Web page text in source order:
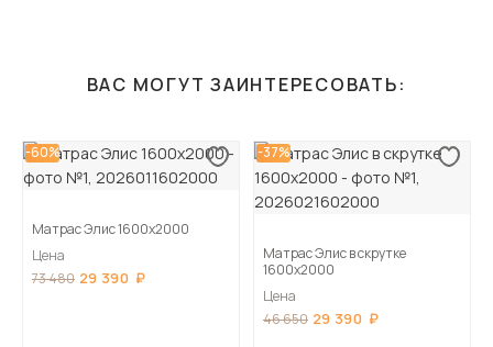
ВАС МОГУТ ЗАИНТЕРЕСОВАТЬ:
-60%
Матрас Элис 1600х2000
Цена
73 480 29 390
-37%
Матрас Элис в скрутке
1600х2000
Цена
46 650 29 390